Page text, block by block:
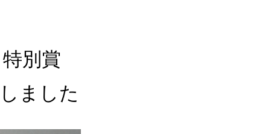
別賞
ました